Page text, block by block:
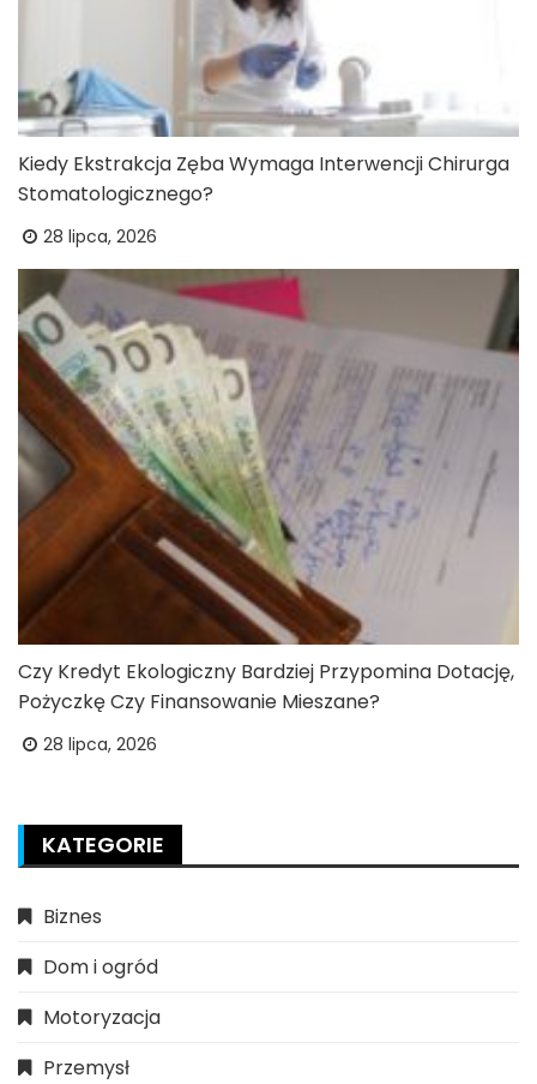
Kiedy Ekstrakcja Zęba Wymaga Interwencji Chirurga
Stomatologicznego?
28 lipca, 2026
Czy Kredyt Ekologiczny Bardziej Przypomina Dotację,
Pożyczkę Czy Finansowanie Mieszane?
28 lipca, 2026
KATEGORIE
Biznes
Dom i ogród
Motoryzacja
Przemysł